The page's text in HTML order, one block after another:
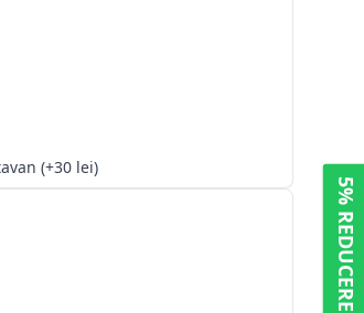
Kit pentru agățare în tavan (+30 lei)
5% REDUCERE